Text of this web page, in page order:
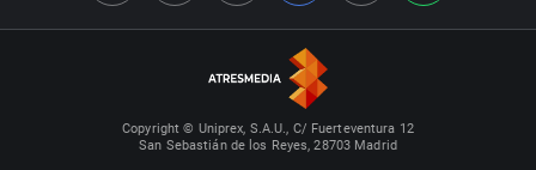
Copyright © Uniprex, S.A.U., C/ Fuerteventura 12
San Sebastián de los Reyes, 28703 Madrid